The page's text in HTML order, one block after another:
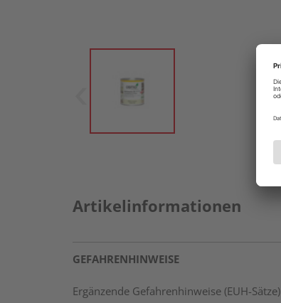
Artikelinformationen
GEFAHRENHINWEISE
Ergänzende Gefahrenhinweise (EUH-Sätze)